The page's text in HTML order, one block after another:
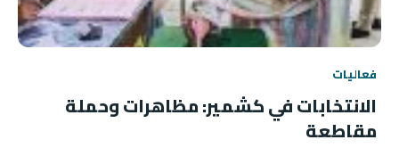
فعاليات
الانتخابات في كشمير: مظاهرات وحملة
مقاطعة